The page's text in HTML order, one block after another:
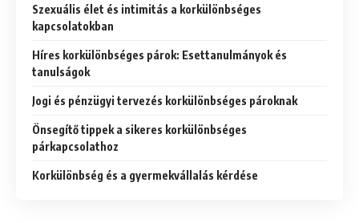
Szexuális élet és intimitás a korkülönbséges
kapcsolatokban
Híres korkülönbséges párok: Esettanulmányok és
tanulságok
Jogi és pénzügyi tervezés korkülönbséges pároknak
Önsegítő tippek a sikeres korkülönbséges
párkapcsolathoz
Korkülönbség és a gyermekvállalás kérdése